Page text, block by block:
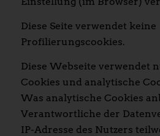
Diese Seite verwendet keine
Profilierungscookies.
Diese Webseite verwendet
Cookies und analytische
Was analytische Cookies
Verantwortliche der
IP-Adresse des Nutzers